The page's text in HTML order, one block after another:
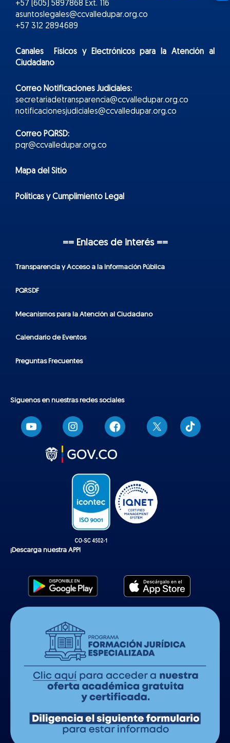
+57 (605) 5897868 Ext. 116
asuntoslegales@ccvalledupar.org.co
+57 312 2894689
Canales Físicos yElectrónicospara la Atención al
Ciudadano
Correo Notificaciones Judiciales:
secretariadetransparencia@ccvalledupar.org.co
notificacionesjudiciales@ccvalledupar.org.co
Correo PQRSD:
pqr@ccvalledupar.org.co
Mapa del Sitio
Políticas y Cumplimiento Legal
== Enlaces de interés ==
Transparencia y Acceso a la Información Pública
PQRSDF
Mecanismos para la Atención al Ciudadano
Calendario de Eventos
Preguntas Frecuentes
Síguenos en nuestras redes sociales
T
i
k
¡Descarga nuestra APP!